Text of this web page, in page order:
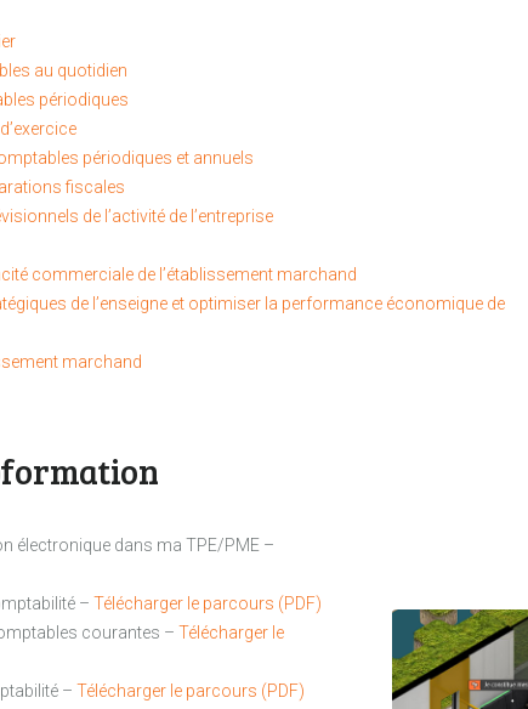
au quotidien
périodiques
périodiques et annuels
fiscales
de l’activité de l’entreprise
commerciale de l’établissement marchand
de l’enseigne et optimiser la performance économique de
marchand
électronique dans ma TPE/PME –
– Télécharger le parcours (PDF)
courantes – Télécharger le
– Télécharger le parcours (PDF)